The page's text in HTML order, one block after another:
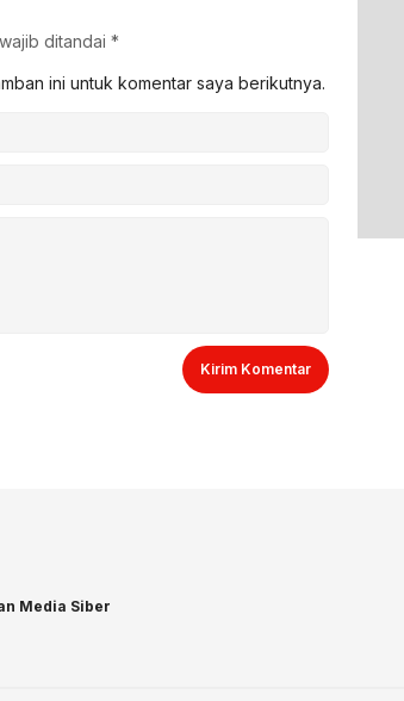
ditandai *
ini untuk komentar saya berikutnya.
Media Siber